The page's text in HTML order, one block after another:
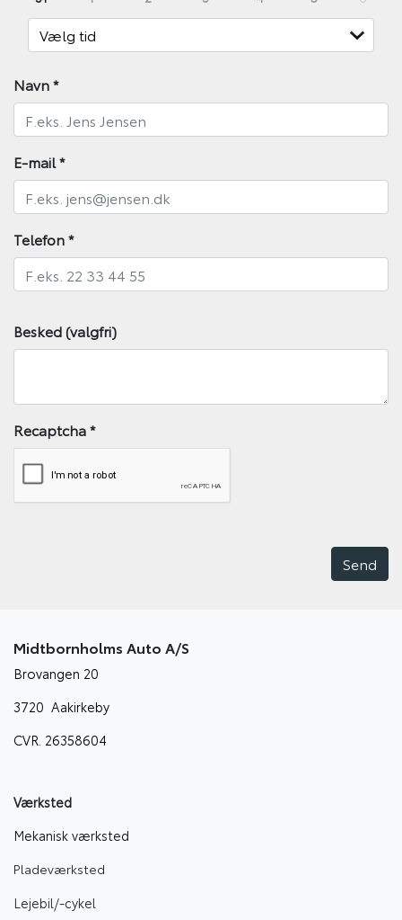
Navn*
E-mail*
Telefon*
Besked (valgfri)
Recaptcha*
Midtbornholms Auto A/S
Brovangen 20
3720 Aakirkeby
CVR. 26358604
Værksted
Mekanisk værksted
Pladeværksted
Lejebil/-cykel